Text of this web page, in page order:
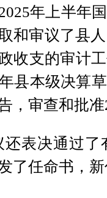
年上半年
和审议了县
收支的审计
县本级决算
，审查和批
还表决通过了
了任命书，